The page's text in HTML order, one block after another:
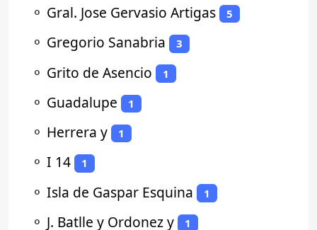
⚬ Gral. Jose Gervasio Artigas 5
⚬ Gregorio Sanabria 3
⚬ Grito de Asencio 1
⚬ Guadalupe 1
⚬ Herrera y 1
⚬ I 14 1
⚬ Isla de Gaspar Esquina 1
⚬ J. Batlle y Ordonez y 1